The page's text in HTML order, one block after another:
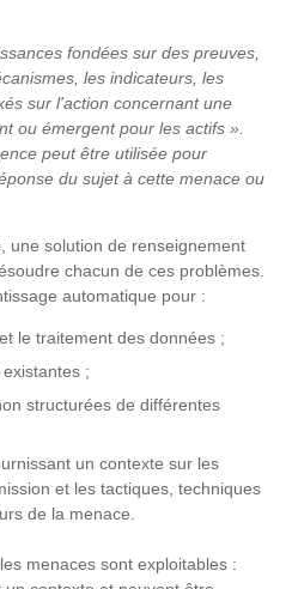
fondées sur des preuves,
les indicateurs, les
sur l'action concernant une
ou émergent pour les actifs ».
peut être utilisée pour
du sujet à cette menace ou
une solution de renseignement
chacun de ces problèmes.
automatique pour :
le traitement des données ;
;
structurées de différentes
un contexte sur les
et les tactiques, techniques
de la menace.
menaces sont exploitables :